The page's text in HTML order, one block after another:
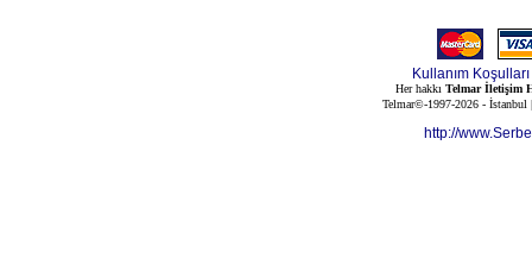
Kullanım Koşulları
Her hakkı Telmar İletişim
Telmar©-1997-2026 -
http://